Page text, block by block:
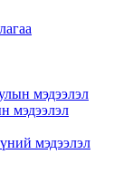
мэдээлэл
мэдээлэл
мэдээлэл